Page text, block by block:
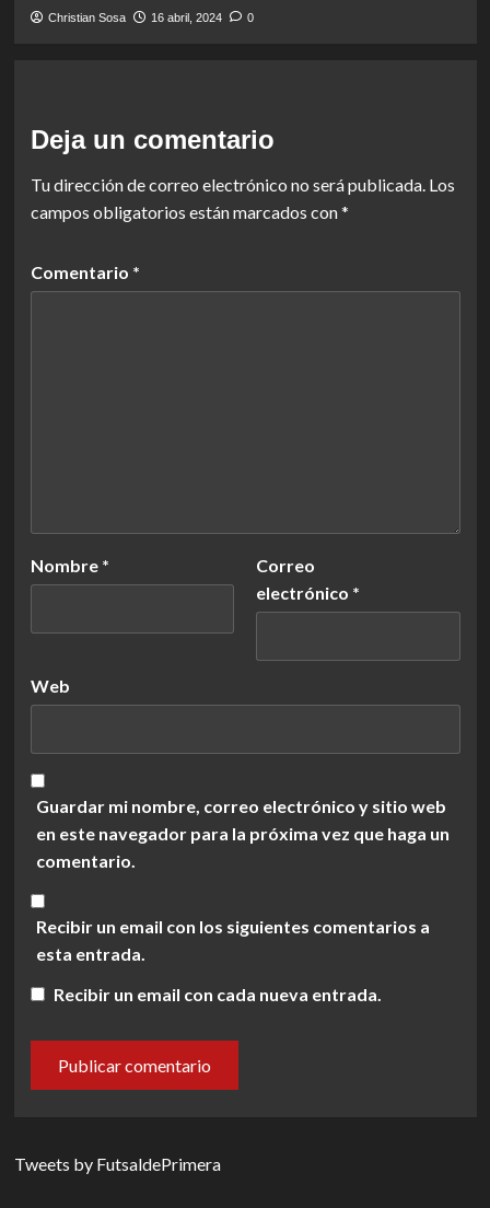
Christian Sosa 16 abril, 2024 0
Deja un comentario
Tu dirección de correo electrónico no será publicada. Los
campos obligatorios están marcados con*
Comentario *
Nombre *
Correo
electrónico *
Web
Guardar mi nombre, correo electrónico y sitio web
en este navegador para la próxima vez que haga un
comentario.
Recibir un email con los siguientes comentarios a
esta entrada.
Recibir un email con cada nueva entrada.
Tweets by FutsaldePrimera